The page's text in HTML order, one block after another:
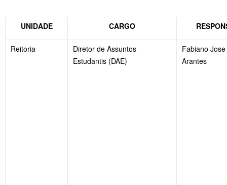
UNIDADE CARGO
Reitoria
Diretor de Assuntos
Estudantis (DAE)
Fabiano
Arantes